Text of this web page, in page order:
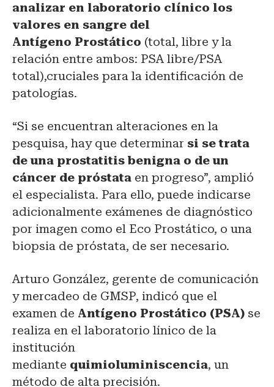
analizar en laboratorio clínico los
valores en sangre del
Antígeno Prostático (total, libre y la
relación entre ambos: PSA libre/PSA
total),cruciales para la identificación de
patologías.
“Si se encuentran alteraciones en la
pesquisa, hay que determinar si se trata
de una prostatitis benigna o de un
cáncer de próstata en progreso”, amplió
el especialista. Para ello, puede indicarse
adicionalmente exámenes de diagnóstico
por imagen como el Eco Prostático, o una
biopsia de próstata, de ser necesario.
Arturo González, gerente de comunicación
y mercadeo de GMSP, indicó que el
examen de Antígeno Prostático (PSA) se
realiza en el laboratorio línico de la
institución
mediante quimioluminiscencia, un
método de alta precisión.